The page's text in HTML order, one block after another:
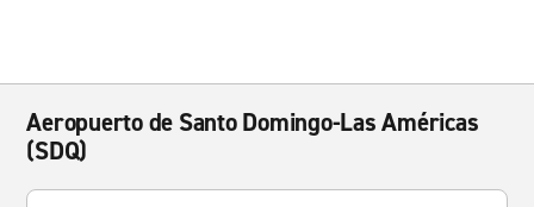
Aeropuerto de Santo Domingo-Las Américas
(SDQ)